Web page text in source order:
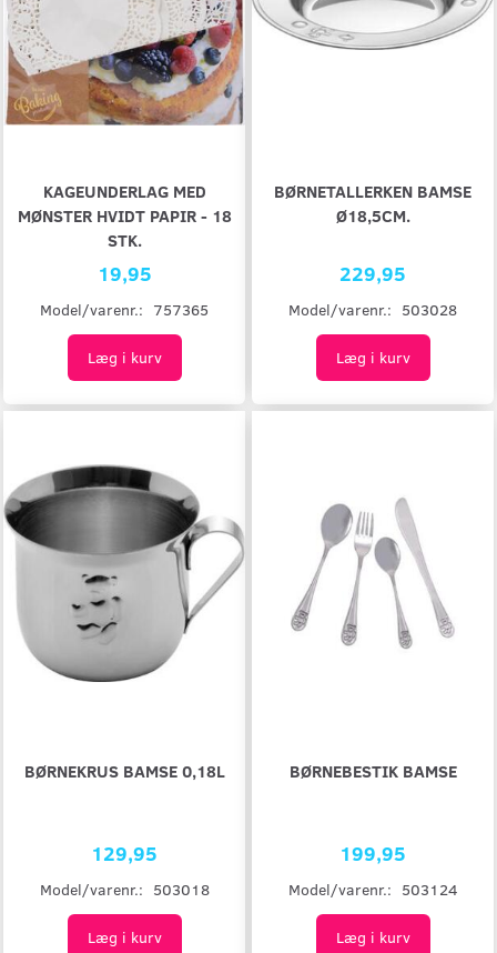
KAGEUNDERLAG MED
MØNSTER HVIDT PAPIR - 18
STK.
19,95
Model/varenr.: 757365
Læg i kurv
BØRNETALLERKEN BAMSE
Ø18,5CM.
229,95
Model/varenr.: 503028
Læg i kurv
BØRNEKRUS BAMSE 0,18L
129,95
Model/varenr.: 503018
Læg i kurv
BØRNEBESTIK BAMSE
199,95
Model/varenr.: 503124
Læg i kurv